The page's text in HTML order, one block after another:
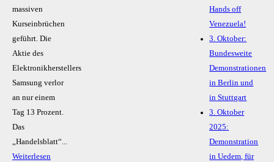
massiven
Kurseinbrüchen
geführt. Die
Aktie des
Elektronikherstellers
Samsung verlor
an nur einem
Tag 13 Prozent.
Das
„Handelsblatt“...
Weiterlesen
Hands off
Venezuela!
3. Oktober:
Bundesweite
Demonstrationen
in Berlin und
in Stuttgart
3. Oktober
2025:
Demonstration
in Uedem, für